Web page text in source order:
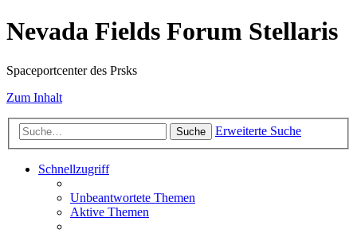
Nevada Fields Forum Stellaris
Spaceportcenter des Prsks
Zum Inhalt
Suche Erweiterte Suche
Schnellzugriff
Unbeantwortete Themen
Aktive Themen